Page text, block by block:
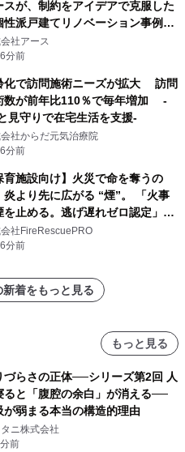
スが、制約をアイデアで克服した
性派戸建てリノベーション事例5
を公開
社アース
分前
化で訪問施術ニーズが拡大 訪問
数が前年比110％で毎年増加 -
見守りで在宅生活を支援-
社からだ元気治療院
分前
育施設向け】火災で命を奪うの
炎より先に広がる “煙”。 「火事
を止める。逃げ遅れゼロ認定」提
始社FireRescuePRO
分前
着をもっと見る
もっと見る
づらさの正体──シリーズ第2回 人
ると「腹腔の余白」が消える──
が弱まる本当の構造的理由
タニ株式会社
前